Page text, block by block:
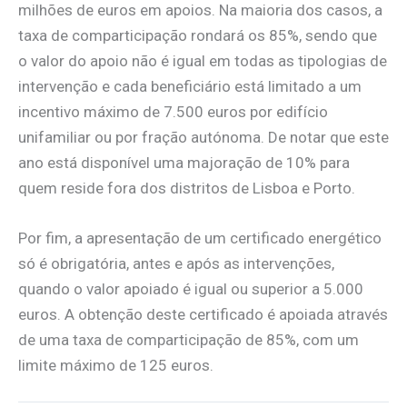
milhões de euros em apoios. Na maioria dos casos, a
taxa de comparticipação rondará os 85%, sendo que
o valor do apoio não é igual em todas as tipologias de
intervenção e cada beneficiário está limitado a um
incentivo máximo de 7.500 euros por edifício
unifamiliar ou por fração autónoma. De notar que este
ano está disponível uma majoração de 10% para
quem reside fora dos distritos de Lisboa e Porto.
Por fim, a apresentação de um certificado energético
só é obrigatória, antes e após as intervenções,
quando o valor apoiado é igual ou superior a 5.000
euros. A obtenção deste certificado é apoiada através
de uma taxa de comparticipação de 85%, com um
limite máximo de 125 euros.